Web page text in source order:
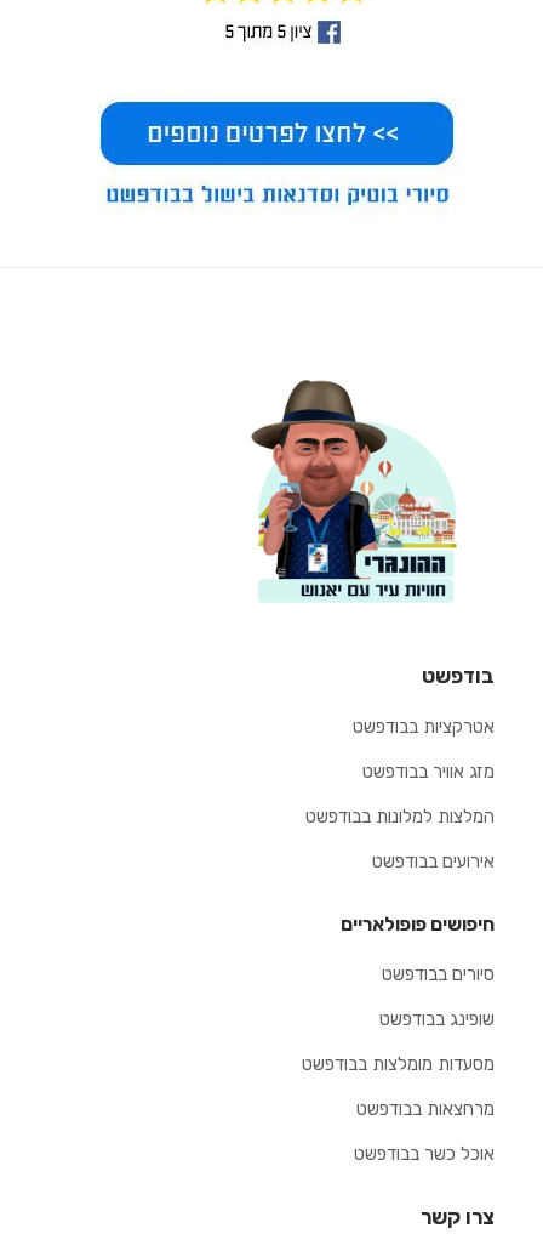
בודפשט
אטרקציות בבודפשט
מזג אוויר בבודפשט
המלצות למלונות בבודפשט
אירועים בבודפשט
חיפושים פופולאריים
סיורים בבודפשט
שופינג בבודפשט
מסעדות מומלצות בבודפשט
מרחצאות בבודפשט
אוכל כשר בבודפשט
צרו קשר